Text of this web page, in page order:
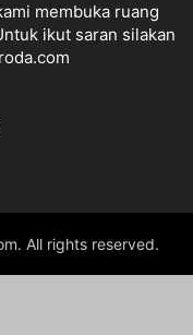
membuka ruang
ikut saran silakan
All rights reserved.